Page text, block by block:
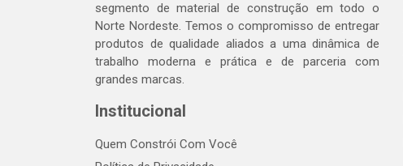
segmento de material de construção em todo o
Norte Nordeste. Temos o compromisso de entregar
produtos de qualidade aliados a uma dinâmica de
trabalho moderna e prática e de parceria com
grandes marcas.
Institucional
Quem Constrói Com Você